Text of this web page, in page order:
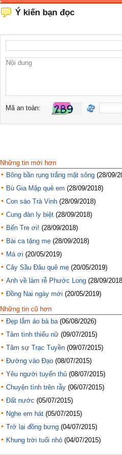
Những tin mới hơn
Bông bần rụng trắng mặt sông (28/09/
Bù Gia Mập quê em (28/09/2018)
Con sáo Trà Vinh (28/09/2018)
Cung đàn ly biệt (28/09/2018)
Bến Tre ơi! (28/09/2018)
Bài ca tặng mẹ (28/09/2018)
Má ơi (20/05/2019)
Cây Sầu Đâu quê mẹ (20/05/2019)
Anh về làm rễ Phước Long (28/09/
Đồng Nai ngày mới (20/05/2019)
Những tin cũ hơn
Đẹp lắm áo bà ba (06/08/2026)
Tâm tình thiếu nữ (09/07/2015)
Tâm sự Trạc Tuyền (09/07/2015)
Đường vào Đạo (08/07/2015)
Yêu người tuyển thủ (08/07/2015)
Chuyện tình trên rẫy (06/07/2015)
Đất nước (05/07/2015)
Nghe em hát (05/07/2015)
Trở lại đồng bưng (04/07/2015)
Khung trời tuổi nhỏ (04/07/2015)